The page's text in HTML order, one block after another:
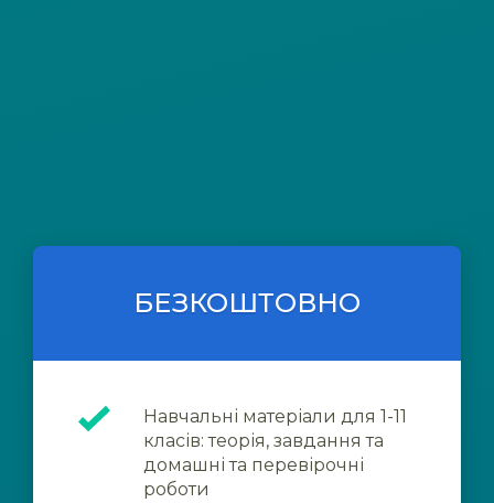
БЕЗКОШТОВНО
Навчальні матеріали для 1-11
класів: теорія, завдання та
домашні та перевірочні
роботи